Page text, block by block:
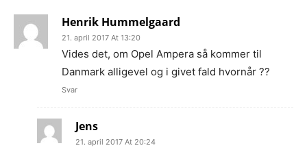
Henrik Hummelgaard
21. april 2017 At 13:20
Vides det, om Opel Ampera så kommer til
Danmark alligevel og i givet fald hvornår ??
Svar
Jens
21. april 2017 At 20:24